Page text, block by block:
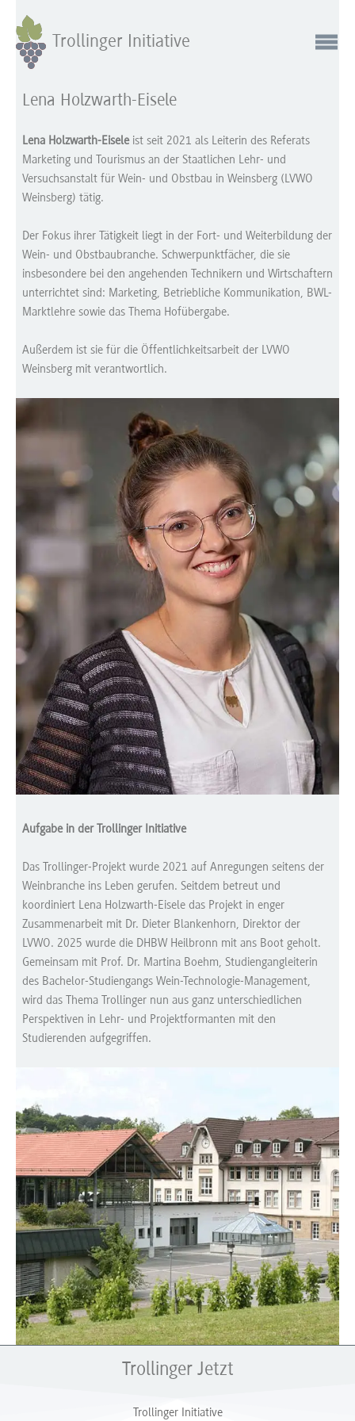
Trollinger Initiative
Lena Holzwarth-Eisele
Lena Holzwarth-Eiseleist seit 2021 als Leiterin des Referats
Marketing und Tourismus an der Staatlichen Lehr- und
Versuchsanstalt für Wein- und Obstbau in Weinsberg (LVWO
Weinsberg) tätig.
Der Fokus ihrer Tätigkeit liegt in der Fort- und Weiterbildung der
Wein- und Obstbaubranche. Schwerpunktfächer, die sie
insbesondere bei den angehenden Technikern und Wirtschaftern
unterrichtet sind: Marketing, Betriebliche Kommunikation, BWL-
Marktlehre sowie das Thema Hofübergabe.
Außerdem ist sie für die Öffentlichkeitsarbeit der LVWO
Weinsberg mit verantwortlich.
Aufgabe in der Trollinger Initiative
Das Trollinger-Projekt wurde 2021 auf Anregungen seitens der
Weinbranche ins Leben gerufen. Seitdem betreut und
koordiniert Lena Holzwarth-Eisele das Projekt in enger
Zusammenarbeit mit Dr. Dieter Blankenhorn, Direktor der
LVWO. 2025 wurde die DHBW Heilbronn mit ans Boot geholt.
Gemeinsam mit Prof. Dr. Martina Boehm, Studiengangleiterin
des Bachelor-Studiengangs Wein-Technologie-Management,
wird das Thema Trollinger nun aus ganz unterschiedlichen
Perspektiven in Lehr- und Projektformanten mit den
Studierenden aufgegriffen.
Trollinger Jetzt
Trollinger Initiative